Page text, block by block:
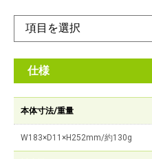
仕様
本体寸法/重量
W183×D11×H252mm/約130g